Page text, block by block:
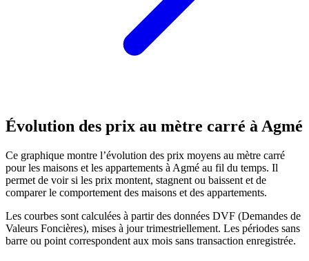
Évolution des prix au mètre carré à Agmé
Ce graphique montre l’évolution des prix moyens au mètre carré
pour les maisons et les appartements à Agmé au fil du temps. Il
permet de voir si les prix montent, stagnent ou baissent et de
comparer le comportement des maisons et des appartements.
Les courbes sont calculées à partir des données DVF (Demandes de
Valeurs Foncières), mises à jour trimestriellement. Les périodes sans
barre ou point correspondent aux mois sans transaction enregistrée.